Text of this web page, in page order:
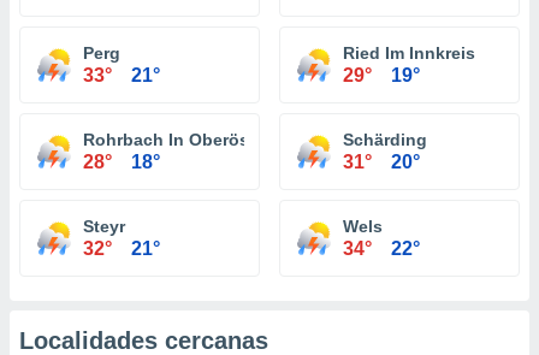
Perg
33° 21°
Ried Im Innkreis
29° 19°
Rohrbach In Oberösterreich
28° 18°
Schärding
31° 20°
Steyr
32° 21°
Wels
34° 22°
Localidades cercanas